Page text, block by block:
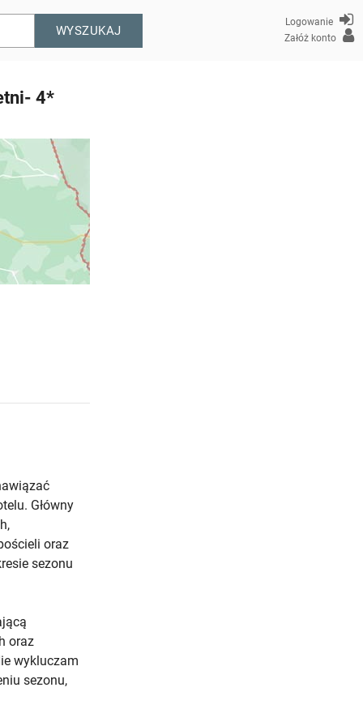
WYSZUKAJ
Logowanie
Załóż konto
4*
Główny
oraz
sezonu
oraz
wykluczam
sezonu,